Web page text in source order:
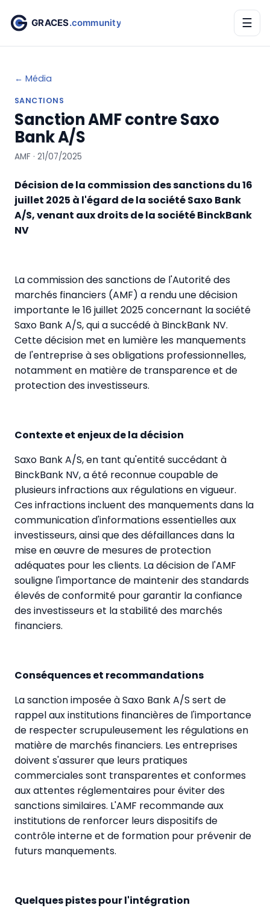
☰
← Média
SANCTIONS
Sanction AMF contre Saxo
Bank A/S
AMF · 21/07/2025
Décision de la commission des sanctions du 16
juillet 2025 à l'égard de la société Saxo Bank
A/S, venant aux droits de la société BinckBank
NV
La commission des sanctions de l'Autorité des
marchés financiers (AMF) a rendu une décision
importante le 16 juillet 2025 concernant la société
Saxo Bank A/S, qui a succédé à BinckBank NV.
Cette décision met en lumière les manquements
de l'entreprise à ses obligations professionnelles,
notamment en matière de transparence et de
protection des investisseurs.
Contexte et enjeux de la décision
Saxo Bank A/S, en tant qu'entité succédant à
BinckBank NV, a été reconnue coupable de
plusieurs infractions aux régulations en vigueur.
Ces infractions incluent des manquements dans la
communication d'informations essentielles aux
investisseurs, ainsi que des défaillances dans la
mise en œuvre de mesures de protection
adéquates pour les clients. La décision de l'AMF
souligne l'importance de maintenir des standards
élevés de conformité pour garantir la confiance
des investisseurs et la stabilité des marchés
financiers.
Conséquences et recommandations
La sanction imposée à Saxo Bank A/S sert de
rappel aux institutions financières de l'importance
de respecter scrupuleusement les régulations en
matière de marchés financiers. Les entreprises
doivent s'assurer que leurs pratiques
commerciales sont transparentes et conformes
aux attentes réglementaires pour éviter des
sanctions similaires. L'AMF recommande aux
institutions de renforcer leurs dispositifs de
contrôle interne et de formation pour prévenir de
futurs manquements.
Quelques pistes pour l'intégration